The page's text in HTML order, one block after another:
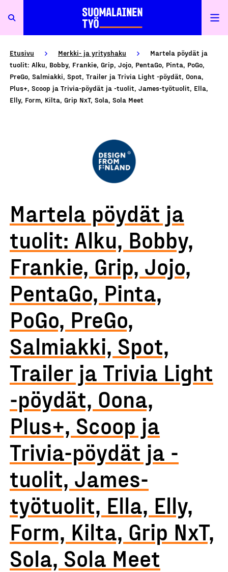
Etusivu Merkki- ja yrityshaku
Martela pöydät ja
tuolit: Alku, Bobby, Frankie, Grip, Jojo, PentaGo, Pinta, PoGo,
PreGo, Salmiakki, Spot, Trailer ja Trivia Light -pöydät, Oona,
Plus+, Scoop ja Trivia-pöydät ja -tuolit, James-työtuolit, Ella,
Elly, Form, Kilta, Grip NxT, Sola, Sola Meet
Martela pöydät ja
tuolit: Alku, Bobby,
Frankie, Grip, Jojo,
PentaGo, Pinta,
PoGo, PreGo,
Salmiakki, Spot,
Trailer ja Trivia Light
-pöydät, Oona,
Plus+, Scoop ja
Trivia-pöydät ja -
tuolit, James-
työtuolit, Ella, Elly,
Form, Kilta, Grip NxT,
Sola, Sola Meet